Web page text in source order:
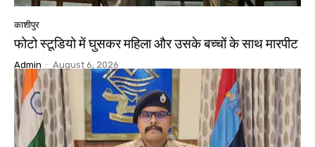
काशीपुर
फोटो स्टूडियो में घुसकर महिला और उसके बच्चों के साथ मारपीट
Admin - August 6, 2026